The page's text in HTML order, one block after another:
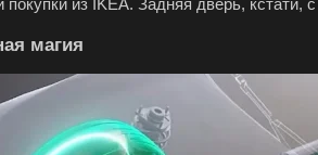
покупки из IKEA. Задняя дверь, кстати,
магия